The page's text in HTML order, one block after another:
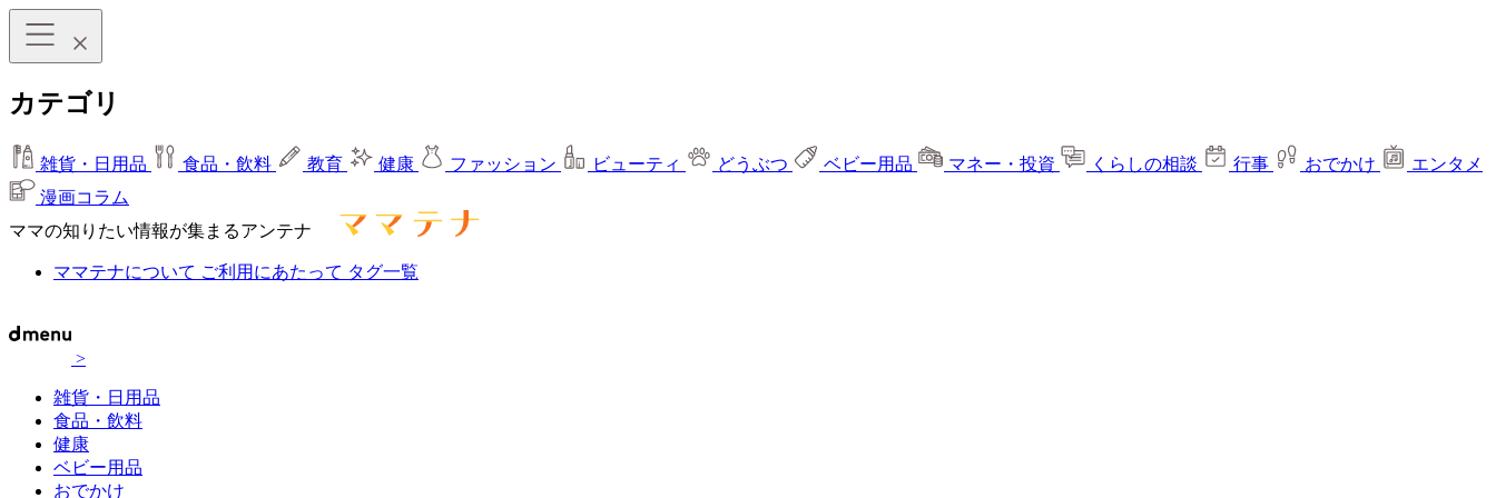
カテゴリ
雑貨・日用品 食品・飲料 教育 健康 ファッション ビューティ どうぶつ ベビー用品 マネー・投資 くらしの相談 行事 おでかけ
エンタメ
漫画コラム
ママの知りたい情報が集まるアンテナ
ママテナについて ご利用にあたって タグ一覧
>
雑貨・日用品
食品・飲料
健康
ベビー用品
おでかけ